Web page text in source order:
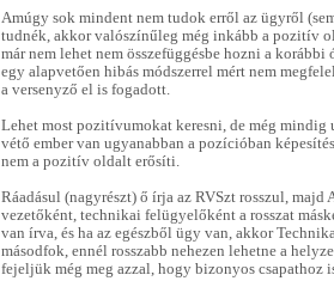
Amúgy sok mindent nem tudok erről az ügyről
tudnék, akkor valószínűleg még inkább a pozitív
már nem lehet nem összefüggésbe hozni a
egy alapvetően hibás módszerrel mért nem
a versenyző el is fogadott.
Lehet most pozitívumokat keresni, de még mindig
vétő ember van ugyanabban a pozícióban
nem a pozitív oldalt erősíti.
Ráadásul (nagyrészt) ő írja az RVSzt rosszul,
vezetőként, technikai felügyelőként a rosszat
van írva, és ha az egészből ügy van, akkor
másodfok, ennél rosszabb nehezen lehetne a
fejeljük még meg azzal, hogy bizonyos csapathoz